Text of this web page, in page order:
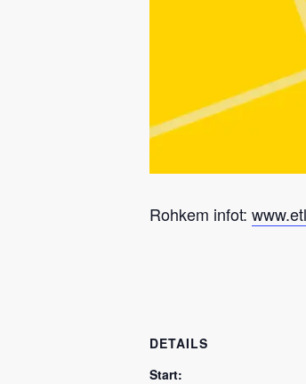
Rohkem infot:
DETAILS
Start: